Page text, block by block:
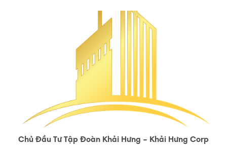
Chủ Đầu Tư Tập Đoàn Khải Hưng – Khải Hưng Corp